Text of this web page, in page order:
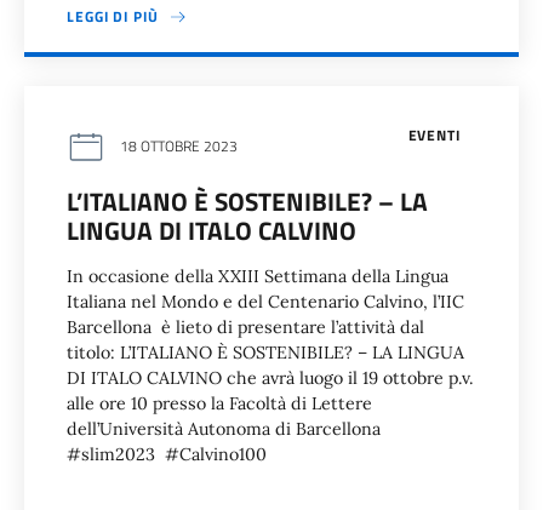
LEGGI DI PIÙ
EVENTI
18 OTTOBRE 2023
L’ITALIANO È SOSTENIBILE? – LA
LINGUA DI ITALO CALVINO
In occasione della XXIII Settimana della Lingua
Italiana nel Mondo e del Centenario Calvino, l’IIC
Barcellona è lieto di presentare l’attività dal
titolo: L’ITALIANO È SOSTENIBILE? – LA LINGUA
DI ITALO CALVINO che avrà luogo il 19 ottobre p.v.
alle ore 10 presso la Facoltà di Lettere
dell’Università Autonoma di Barcellona
#slim2023 #Calvino100